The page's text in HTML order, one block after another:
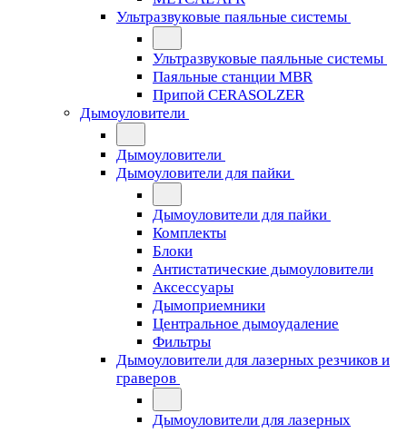
Ультразвуковые паяльные системы
Ультразвуковые паяльные системы
Паяльные станции MBR
Припой CERASOLZER
Дымоуловители
Дымоуловители
Дымоуловители для пайки
Дымоуловители для пайки
Комплекты
Блоки
Антистатические дымоуловители
Аксессуары
Дымоприемники
Центральное дымоудаление
Фильтры
Дымоуловители для лазерных резчиков и
граверов
Дымоуловители для лазерных